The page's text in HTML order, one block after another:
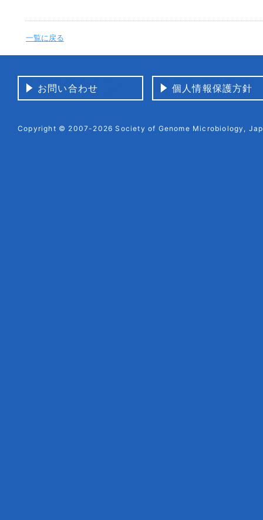
一覧に戻る
お問い合わせ 個人情報保護方針
Copyright © 2007-2026 Society of Genome Microbiology,